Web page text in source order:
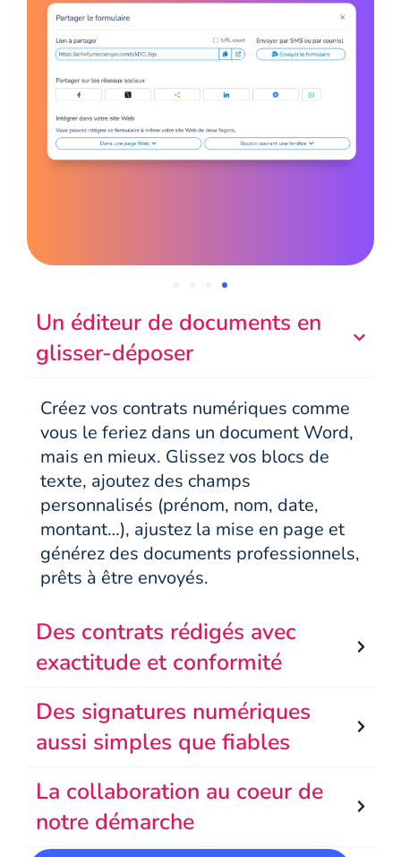
Un éditeur de documents en
glisser-déposer
Créez vos contrats numériques comme
vous le feriez dans un document Word,
mais en mieux. Glissez vos blocs de
texte, ajoutez des champs
personnalisés (prénom, nom, date,
montant…), ajustez la mise en page et
générez des documents professionnels,
prêts à être envoyés.
Des contrats rédigés avec
exactitude et conformité
Des signatures numériques
aussi simples que fiables
La collaboration au coeur de
notre démarche